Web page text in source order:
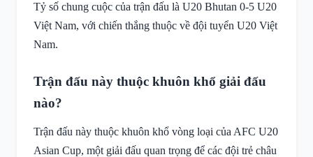
Tỷ số chung cuộc của trận đấu là U20 Bhutan 0-5 U20
Việt Nam, với chiến thắng thuộc về đội tuyển U20 Việt
Nam.
Trận đấu này thuộc khuôn khổ giải đấu
nào?
Trận đấu này thuộc khuôn khổ vòng loại của AFC U20
Asian Cup, một giải đấu quan trọng để các đội trẻ châu